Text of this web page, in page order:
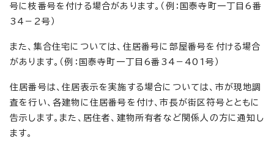
号に枝番号を付ける場合があります。（例：国泰寺町一丁目6番
34－2号）
また、集合住宅については、住居番号に部屋番号を付ける場合
があります。（例：国泰寺町一丁目6番34－401号）
住居番号は、住居表示を実施する場合については、市が現地調
査を行い、各建物に住居番号を付け、市長が街区符号とともに
告示します。また、居住者、建物所有者など関係人の方に通知し
ます。